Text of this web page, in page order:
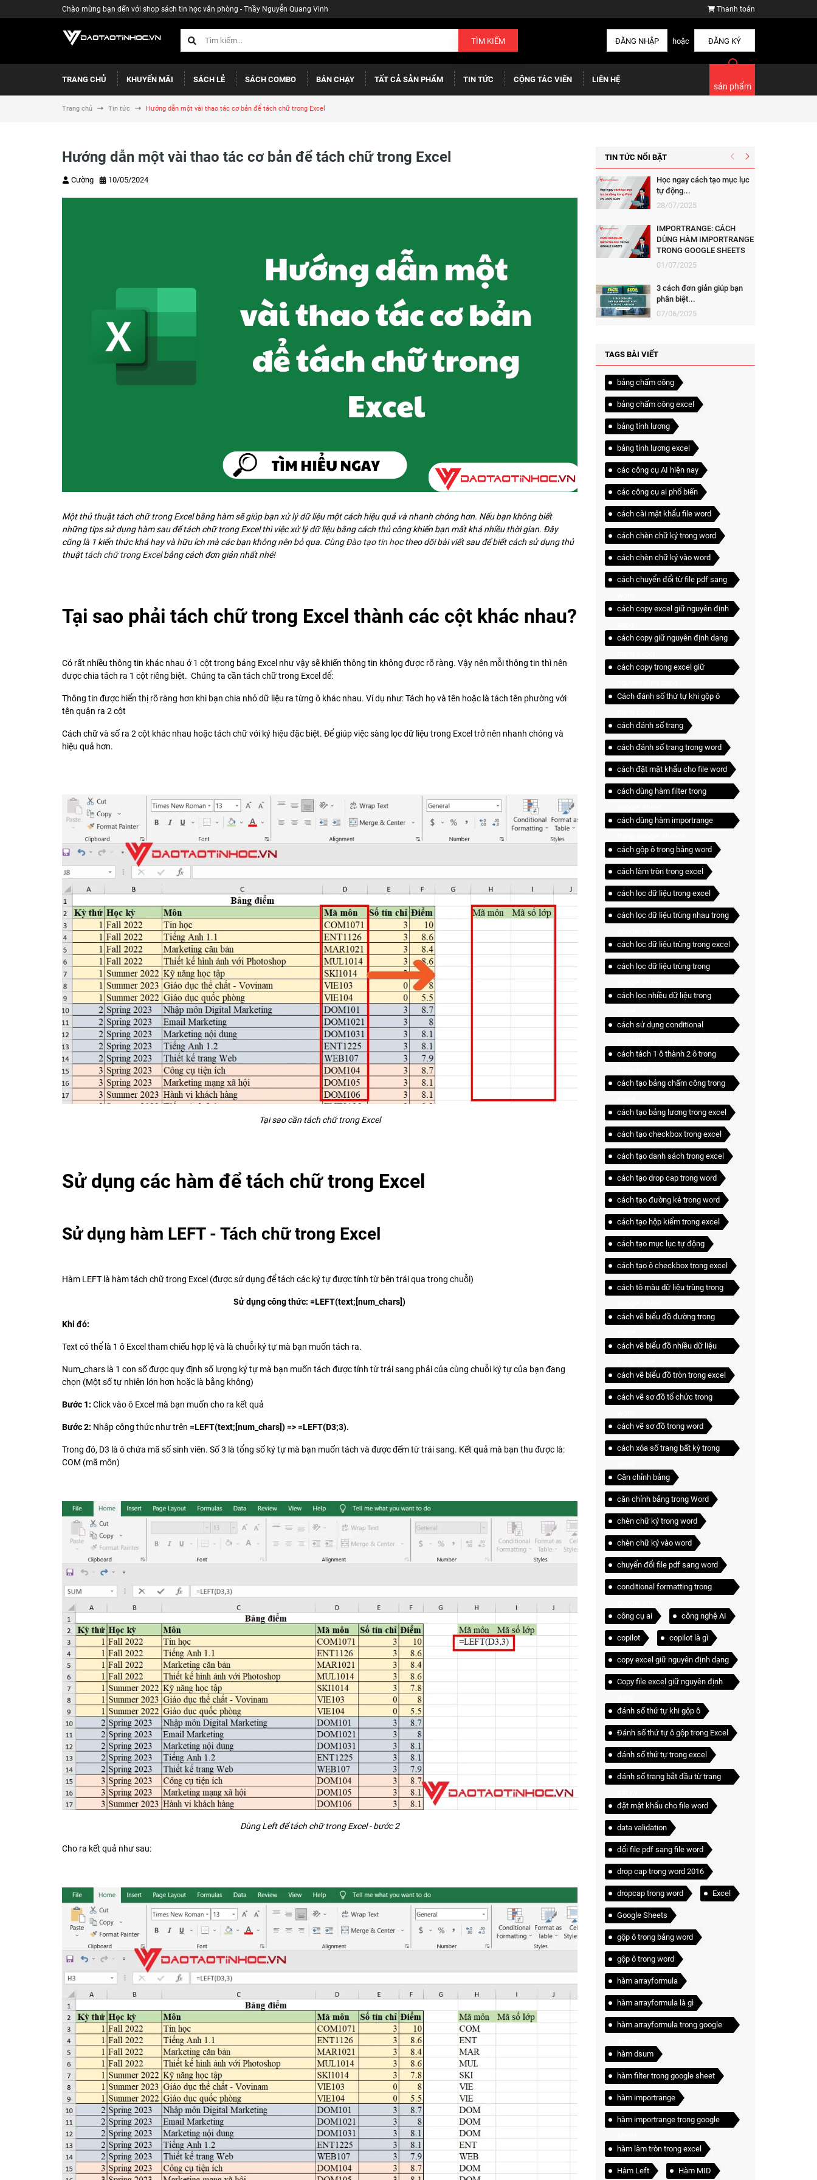
Chào mừng bạn đến với shop sách tin học văn phòng - Thầy Nguyễn Quang Vinh Thanh toán
TÌM KIẾM ĐĂNG NHẬP hoặc ĐĂNG KÝ
TRANG CHỦ KHUYẾN MÃI SÁCH LẺ SÁCH COMBO BÁN CHẠY TẤT CẢ SẢN PHẨM TIN TỨC CỘNG TÁC VIÊN LIÊN HỆ
sản phẩm
Trang chủ Tin tức Hướng dẫn một vài thao tác cơ bản để tách chữ trong Excel
Hướng dẫn một vài thao tác cơ bản để tách chữ trong Excel
Cường 10/05/2024
Một thủ thuật tách chữ trong Excel bằng hàm sẽ giúp bạn xử lý dữ liệu một cách hiệu quả và nhanh chóng hơn. Nếu bạn không biết
những tips sử dụng hàm sau để tách chữ trong Excel thì việc xử lý dữ liệu bằng cách thủ công khiến bạn mất khá nhiều thời gian. Đây
cũng là 1 kiến thức khá hay và hữu ích mà các bạn không nên bỏ qua. CùngĐào tạo tin họctheo dõi bài viết sau để biết cách sử dụng thủ
thuậttách chữ trong Excelbằng cách đơn giản nhất nhé!
Tại sao phải tách chữ trong Excel thành các cột khác nhau?
Có rất nhiều thông tin khác nhau ở 1 cột trong bảng Excel như vậy sẽ khiến thông tin không được rõ ràng. Vậy nên mỗi thông tin thì nên
được chia tách ra 1 cột riêng biệt. Chúng ta cần tách chữ trong Excel để:
Thông tin được hiển thị rõ ràng hơn khi bạn chia nhỏ dữ liệu ra từng ô khác nhau. Ví dụ như: Tách họ và tên hoặc là tách tên phường với
tên quận ra 2 cột
Cách chữ và số ra 2 cột khác nhau hoặc tách chữ với ký hiệu đặc biệt. Để giúp việc sàng lọc dữ liệu trong Excel trở nên nhanh chóng và
hiệu quả hơn.
Tại sao cần tách chữ trong Excel
Sử dụng các hàm để tách chữ trong Excel
Sử dụng hàm LEFT - Tách chữ trong Excel
Hàm LEFT là hàm tách chữ trong Excel (được sử dụng để tách các ký tự được tính từ bên trái qua trong chuỗi)
Sử dụng công thức: =LEFT(text;[num_chars])
Khi đó:
Text có thể là 1 ô Excel tham chiếu hợp lệ và là chuỗi ký tự mà bạn muốn tách ra.
Num_chars là 1 con số được quy định số lượng ký tự mà bạn muốn tách được tính từ trái sang phải của cùng chuỗi ký tự của bạn đang
chọn (Một số tự nhiên lớn hơn hoặc là bằng không)
Bước 1: Click vào ô Excel mà bạn muốn cho ra kết quả
Bước 2: Nhập công thức như trên =LEFT(text;[num_chars]) => =LEFT(D3;3).
Trong đó, D3 là ô chứa mã số sinh viên. Số 3 là tổng số ký tự mà bạn muốn tách và được đếm từ trái sang. Kết quả mà bạn thu được là:
COM (mã môn)
Dùng Left để tách chữ trong Excel - bước 2
Cho ra kết quả như sau:
TIN TỨC NỔI BẬT
Học ngay cách tạo mục lục
tự động...
28/07/2025
IMPORTRANGE: CÁCH
DÙNG HÀM IMPORTRANGE
TRONG GOOGLE SHEETS
01/07/2025
3 cách đơn giản giúp bạn
phân biệt...
07/06/2025
TAGS BÀI VIẾT
bảng chấm công
bảng chấm công excel
bảng tính lương
bảng tính lương excel
các công cụ AI hiện nay
các công cụ ai phổ biến
cách cài mật khẩu file word
cách chèn chữ ký trong word
cách chèn chữ ký vào word
cách chuyển đổi từ file pdf sang
cách copy excel giữ nguyên định
cách copy giữ nguyên định dạng
cách copy trong excel giữ
Cách đánh số thứ tự khi gộp ô
cách đánh số trang
cách đánh số trang trong word
cách đặt mật khẩu cho file word
cách dùng hàm filter trong
cách dùng hàm importrange
cách gộp ô trong bảng word
cách làm tròn trong excel
cách lọc dữ liệu trong excel
cách lọc dữ liệu trùng nhau trong
cách lọc dữ liệu trùng trong excel
cách lọc dữ liệu trùng trong
cách lọc nhiều dữ liệu trong
cách sử dụng conditional
cách tách 1 ô thành 2 ô trong
cách tạo bảng chấm công trong
cách tạo bảng lương trong excel
cách tạo checkbox trong excel
cách tạo danh sách trong excel
cách tạo drop cap trong word
cách tạo đường kẻ trong word
cách tạo hộp kiểm trong excel
cách tạo mục lục tự động
cách tạo ô checkbox trong excel
cách tô màu dữ liệu trùng trong
cách vẽ biểu đồ đường trong
cách vẽ biểu đồ nhiều dữ liệu
cách vẽ biểu đồ tròn trong excel
cách vẽ sơ đồ tổ chức trong
cách vẽ sơ đồ trong word
cách xóa số trang bất kỳ trong
Căn chỉnh bảng
căn chỉnh bảng trong Word
chèn chữ ký trong word
chèn chữ ký vào word
chuyển đổi file pdf sang word
conditional formatting trong
công cụ ai
công nghệ AI
copilot copilot là gì
copy excel giữ nguyên định dạng
Copy file excel giữ nguyên định
đánh số thứ tự khi gộp ô
Đánh số thứ tự ô gộp trong Excel
đánh số thứ tự trong excel
đánh số trang bắt đầu từ trang
đặt mật khẩu cho file word
data validation
đổi file pdf sang file word
drop cap trong word 2016
dropcap trong word Excel
Google Sheets
gộp ô trong bảng word
gộp ô trong word
hàm arrayformula
hàm arrayformula là gì
hàm arrayformula trong google
hàm dsum
hàm filter trong google sheet
hàm importrange
hàm importrange trong google
hàm làm tròn trong excel
Hàm Left Hàm MID